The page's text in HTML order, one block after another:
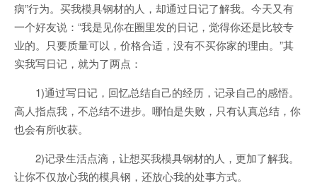
病”行为。买我模具钢材的人，却通过日记了解我。今天又有
一个好友说：“我是见你在圈里发的日记，觉得你还是比较专
业的。只要质量可以，价格合适，没有不买你家的理由。”其
实我写日记，就为了两点：
1)通过写日记，回忆总结自己的经历，记录自己的感悟。
高人指点我，不总结不进步。哪怕是失败，只有认真总结，你
也会有所收获。
2)记录生活点滴，让想买我模具钢材的人，更加了解我。
让你不仅放心我的模具钢，还放心我的处事方式。